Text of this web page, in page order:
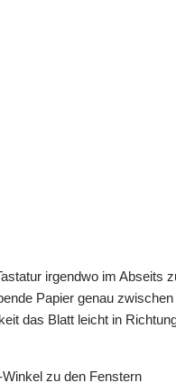
irgendwo im Abseits
Papier genau zwischen
das Blatt leicht in
zu den Fenstern